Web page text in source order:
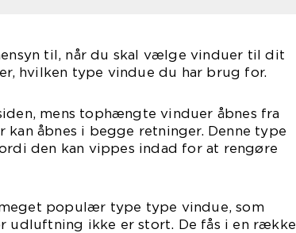
til, når du skal vælge vinduer til dit
hvilken type vindue du har brug for.
mens tophængte vinduer åbnes fra
åbnes i begge retninger. Denne type
den kan vippes indad for at rengøre
populær type type vindue, som
udluftning ikke er stort. De fås i en række